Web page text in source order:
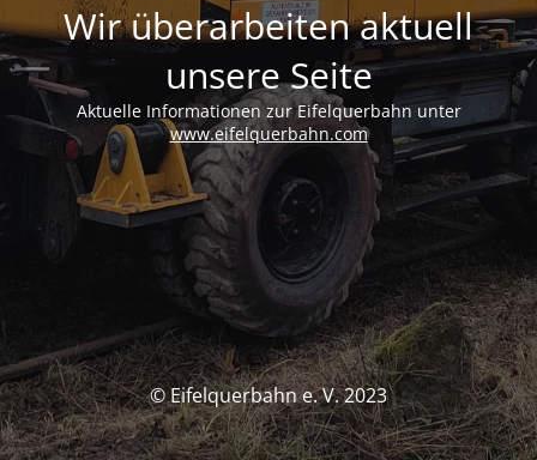
Wir überarbeiten aktuell
unsere Seite
Aktuelle Informationen zur Eifelquerbahn unter
www.eifelquerbahn.com
© Eifelquerbahn e. V. 2023